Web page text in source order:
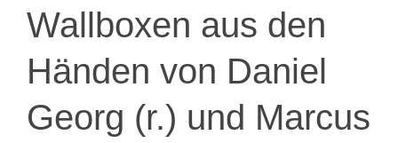
Wallboxen aus den
Händen von Daniel
Georg (r.) und Marcus